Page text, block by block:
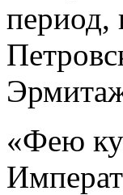
период,
«Фею